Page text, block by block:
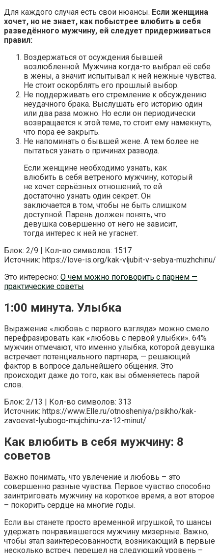
Для каждого случая есть свои нюансы. Если женщина
хочет, но не знает, как побыстрее влюбить в себя
разведённого мужчину, ей следует придерживаться
правил:
Воздержаться от осуждения бывшей
возлюбленной. Мужчина когда-то выбрал её себе
в жёны, а значит испытывал к ней нежные чувства.
Не стоит оскорблять его прошлый выбор.
Не поддерживать его стремление к обсуждению
неудачного брака. Выслушать его историю один
или два раза можно. Но если он периодически
возвращается к этой теме, то стоит ему намекнуть,
что пора её закрыть.
Не напоминать о бывшей жене. А тем более не
пытаться узнать о причинах развода.
Если женщине необходимо узнать, как
влюбить в себя ветреного мужчину, который
не хочет серьёзных отношений, то ей
достаточно узнать один секрет. Он
заключается в том, чтобы не быть слишком
доступной. Парень должен понять, что
девушка совершенно от него не зависит,
тогда интерес к ней не угаснет.
Блок: 2/9 | Кол-во символов: 1517
Источник: https://love-is.org/kak-vljubit-v-sebya-muzhchinu/
Это интересно: О чем можно поговорить с парнем —
практические советы
1:00 минута. Улыбка
Выражение «любовь с первого взгляда» можно смело
перефразировать как «любовь с первой улыбки». 64%
мужчин отмечают, что именно улыбка, которой девушка
встречает потенциального партнера, — решающий
фактор в вопросе дальнейшего общения. Это
происходит даже до того, как вы обменяетесь парой
слов.
Блок: 2/13 | Кол-во символов: 313
Источник: https://www.Elle.ru/otnosheniya/psikho/kak-
zavoevat-lyubogo-mujchinu-za-12-minut/
Как влюбить в себя мужчину: 8
советов
Важно понимать, что увлечение и любовь – это
совершенно разные чувства. Первое чувство способно
заинтриговать мужчину на короткое время, а вот второе
– покорить сердце на многие годы.
Если вы станете просто временной игрушкой, то шансы
удержать понравившегося мужчину мизерные. Важно,
чтобы этап заинтересованности, возникающий в первые
несколько встреч, перешел на следующий уровень –